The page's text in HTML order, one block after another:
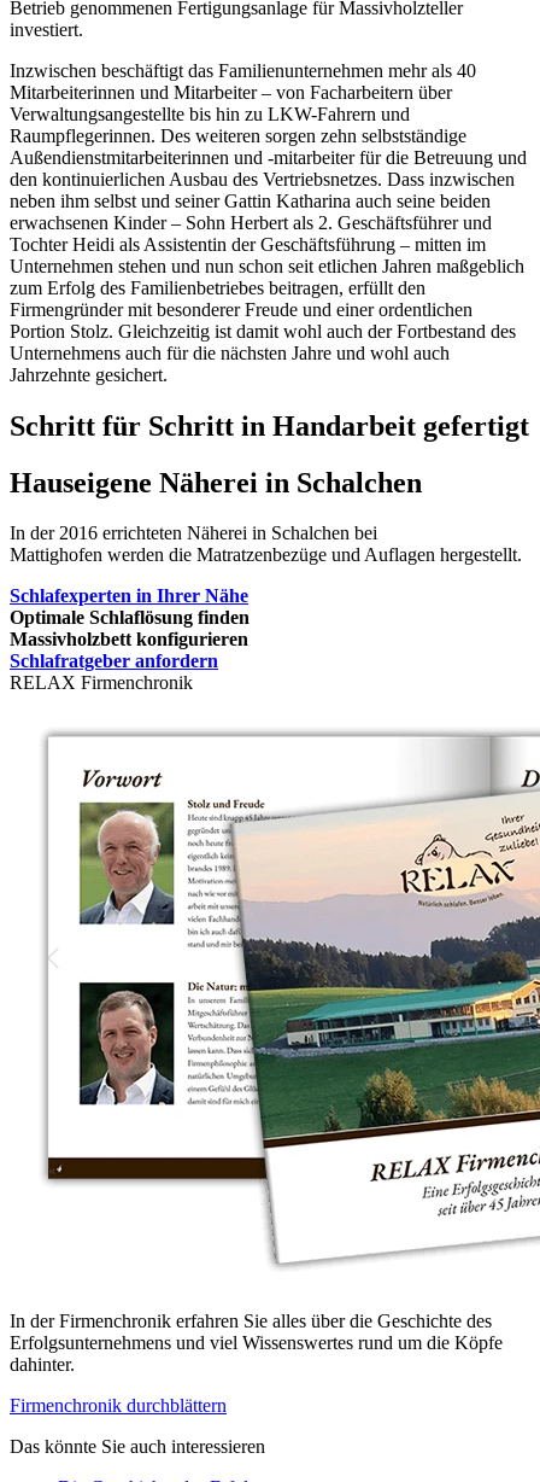
Betrieb genommenen Fertigungsanlage für Massivholzteller
investiert.
Inzwischen beschäftigt das Familienunternehmen mehr als 40
Mitarbeiterinnen und Mitarbeiter – von Facharbeitern über
Verwaltungsangestellte bis hin zu LKW-Fahrern und
Raumpflegerinnen. Des weiteren sorgen zehn selbstständige
Außendienstmitarbeiterinnen und -mitarbeiter für die Betreuung und
den kontinuierlichen Ausbau des Vertriebsnetzes. Dass inzwischen
neben ihm selbst und seiner Gattin Katharina auch seine beiden
erwachsenen Kinder – Sohn Herbert als 2. Geschäftsführer und
Tochter Heidi als Assistentin der Geschäftsführung – mitten im
Unternehmen stehen und nun schon seit etlichen Jahren maßgeblich
zum Erfolg des Familienbetriebes beitragen, erfüllt den
Firmengründer mit besonderer Freude und einer ordentlichen
Portion Stolz. Gleichzeitig ist damit wohl auch der Fortbestand des
Unternehmens auch für die nächsten Jahre und wohl auch
Jahrzehnte gesichert.
Schritt für Schritt in Handarbeit gefertigt
Hauseigene Näherei in Schalchen
In der 2016 errichteten Näherei in Schalchen bei
Mattighofen werden die Matratzenbezüge und Auflagen hergestellt.
Schlafexperten in Ihrer Nähe
Optimale Schlaflösung finden
Massivholzbett konfigurieren
Schlafratgeber anfordern
RELAX Firmenchronik
In der Firmenchronik erfahren Sie alles über die Geschichte des
Erfolgsunternehmens und viel Wissenswertes rund um die Köpfe
dahinter.
Firmenchronik durchblättern
Das könnte Sie auch interessieren